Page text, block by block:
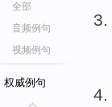
全部
音频例句
视频例句
权威例句